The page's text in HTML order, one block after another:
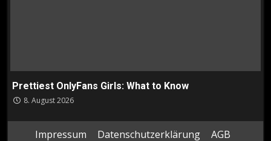
Prettiest OnlyFans Girls: What to Know
8. August 2026
Impressum Datenschutzerklärung AGB